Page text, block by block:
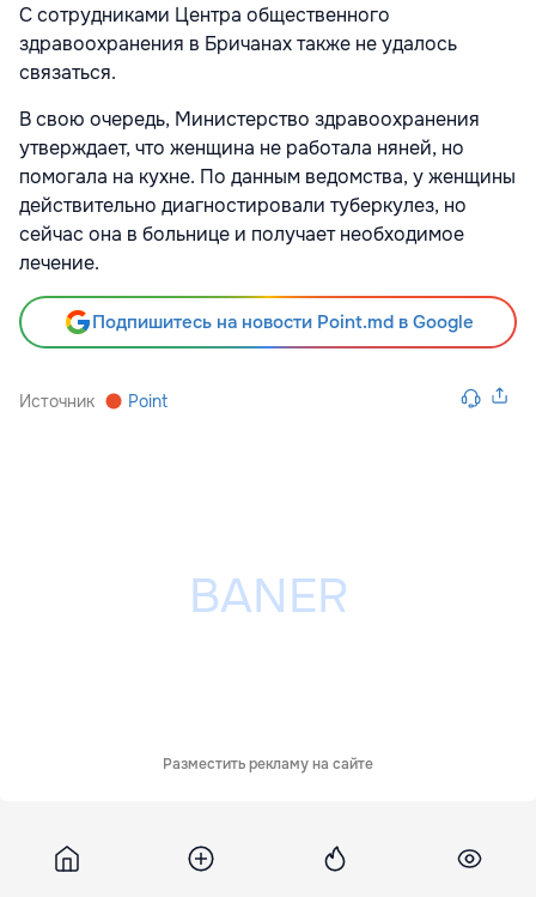
С сотрудниками Центра общественного
здравоохранения в Бричанах также не удалось
связаться.
В свою очередь, Министерство здравоохранения
утверждает, что женщина не работала няней, но
помогала на кухне. По данным ведомства, у женщины
действительно диагностировали туберкулез, но
сейчас она в больнице и получает необходимое
лечение.
Подпишитесь на новости Point.md в Google
Источник Point
Разместить рекламу на сайте
Prime 18 июля 2018, 10:16